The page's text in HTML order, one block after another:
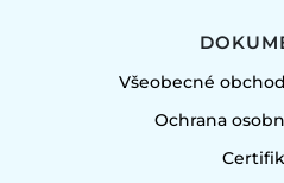
Všeobecné
Ochrana